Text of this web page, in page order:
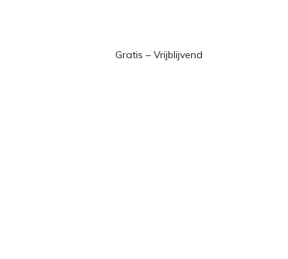
Gratis – Vrijblijvend